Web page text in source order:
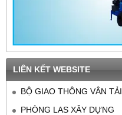
LIÊN KẾT WEBSITE
BỘ GIAO THÔNG VÂN TẢI
PHÒNG LAS XÂY DỰNG